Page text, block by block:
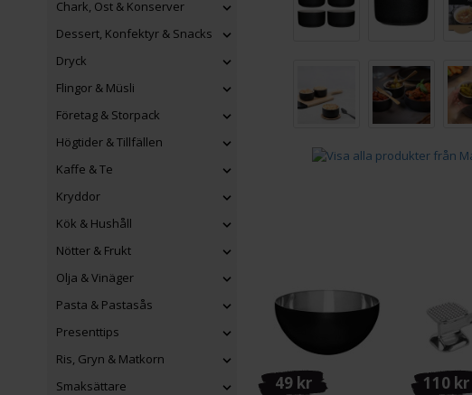
Chark, Ost & Konserver
Dessert, Konfektyr & Snacks
Dryck
Flingor & Müsli
Företag & Storpack
Högtider & Tillfällen
Kaffe & Te
Kryddor
Kök & Hushåll
Nötter & Frukt
Olja & Vinäger
Pasta & Pastasås
Presenttips
Ris, Gryn & Matkorn
Smaksättare
49 kr 110 kr